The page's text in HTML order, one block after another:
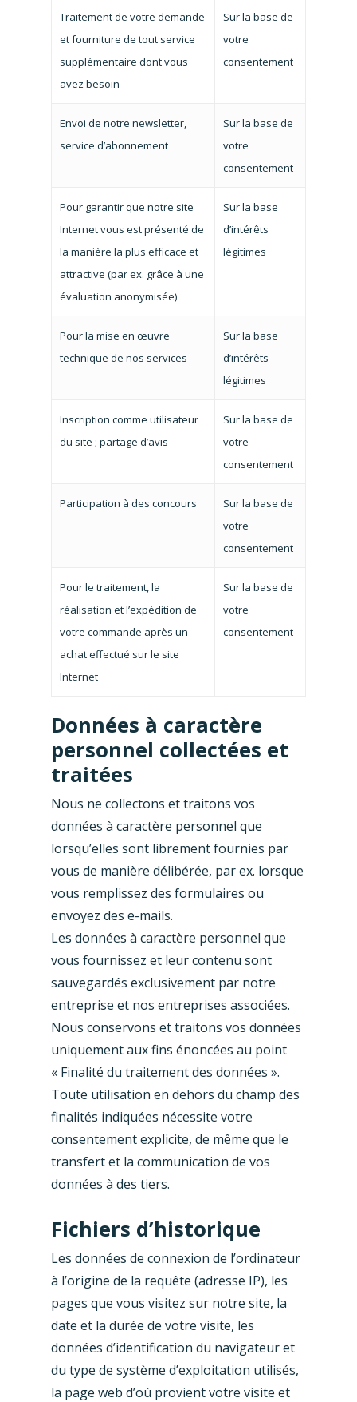
Traitement de votre demande
et fourniture de tout service
supplémentaire dont vous
avez besoin
Sur la base de
votre
consentement
Envoi de notre newsletter,
service d’abonnement
Sur la base de
votre
consentement
Pour garantir que notre site
Internet vous est présenté de
la manière la plus efficace et
attractive (par ex. grâce à une
évaluation anonymisée)
Sur la base
d’intérêts
légitimes
Pour la mise en œuvre
technique de nos services
Sur la base
d’intérêts
légitimes
Inscription comme utilisateur
du site ; partage d’avis
Sur la base de
votre
consentement
Participation à des concours
Sur la base de
votre
consentement
Pour le traitement, la
réalisation et l’expédition de
votre commande après un
achat effectué sur le site
Internet
Sur la base de
votre
consentement
Données à caractère
personnel collectées et
traitées
Nous ne collectons et traitons vos
données à caractère personnel que
lorsqu’elles sont librement fournies par
vous de manière délibérée, par ex. lorsque
vous remplissez des formulaires ou
envoyez des e-mails.
Les données à caractère personnel que
vous fournissez et leur contenu sont
sauvegardés exclusivement par notre
entreprise et nos entreprises associées.
Nous conservons et traitons vos données
uniquement aux fins énoncées au point
« Finalité du traitement des données ».
Toute utilisation en dehors du champ des
finalités indiquées nécessite votre
consentement explicite, de même que le
transfert et la communication de vos
données à des tiers.
Fichiers d’historique
Les données de connexion de l’ordinateur
à l’origine de la requête (adresse IP), les
pages que vous visitez sur notre site, la
date et la durée de votre visite, les
données d’identification du navigateur et
du type de système d’exploitation utilisés,
la page web d’où provient votre visite et